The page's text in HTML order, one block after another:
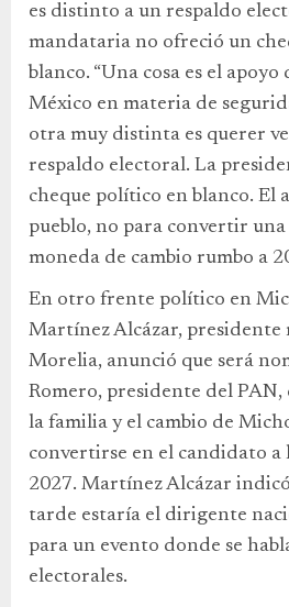
es distinto a un respaldo
mandataria no ofreció un
blanco. “Una cosa es el
México en materia de
otra muy distinta es querer
respaldo electoral. La
cheque político en blanco. El
pueblo, no para convertir
moneda de cambio rumbo a
En otro frente político en
Martínez Alcázar, presidente
Morelia, anunció que será
Romero, presidente del PAN,
la familia y el cambio de
convertirse en el candidato a
2027. Martínez Alcázar
tarde estaría el dirigente
para un evento donde se
electorales.